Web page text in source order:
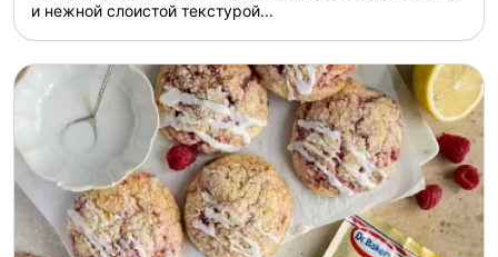
и нежной слоистой текстурой...